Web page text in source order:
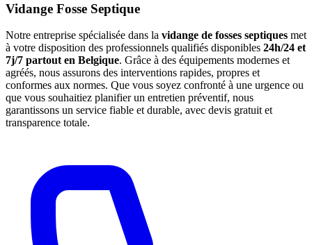
Vidange Fosse Septique
Notre entreprise spécialisée dans la vidange de fosses septiques met
à votre disposition des professionnels qualifiés disponibles 24h/24 et
7j/7 partout en Belgique. Grâce à des équipements modernes et
agréés, nous assurons des interventions rapides, propres et
conformes aux normes. Que vous soyez confronté à une urgence ou
que vous souhaitiez planifier un entretien préventif, nous
garantissons un service fiable et durable, avec devis gratuit et
transparence totale.